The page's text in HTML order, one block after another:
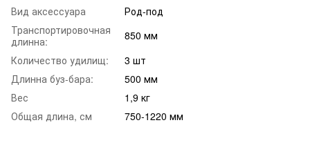
Вид аксессуара
Род-под
Транспортировочная
длинна:
850 мм
Количество удилищ:
3 шт
Длинна буз-бара:
500 мм
Вес
1,9 кг
Общая длина, см
750-1220 мм